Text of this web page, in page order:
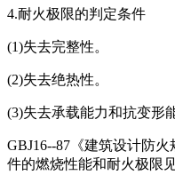
4.耐火极限的判定条件
(1)失去完整性。
(2)失去绝热性。
(3)失去承载能力和抗变形
GBJ16--87《建筑设计防
件的燃烧性能和耐火极限见